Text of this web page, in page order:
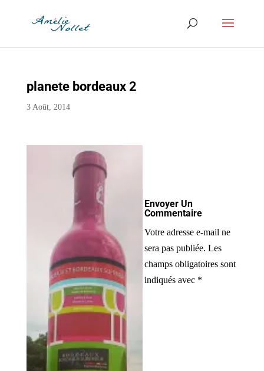
planete bordeaux 2
3 Août, 2014
Envoyer Un
Commentaire
Votre adresse e-mail ne
sera pas publiée. Les
champs obligatoires sont
indiqués avec *